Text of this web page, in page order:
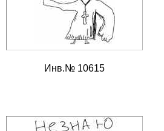
Инв.№ 10615